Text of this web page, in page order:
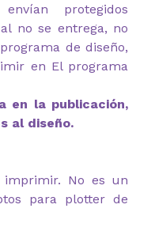
protegidos
no se entrega, no
de diseño,
en El programa
en la publicación,
al diseño.
imprimir. No es un
para plotter de